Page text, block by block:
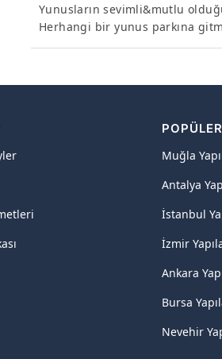
Yunusların sevimli&mutlu
Herhangi bir yunus parkına
Muğla
Antalya
İstanbul
İzmir
Ankara
Bursa
Nevehir